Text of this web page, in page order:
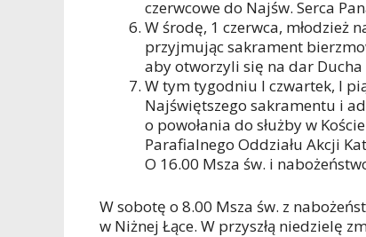
czerwcowe do Najśw. Serca
W środę, 1 czerwca, młodzież
przyjmując sakrament
aby otworzyli się na dar Ducha
W tym tygodniu I czwartek, I
Najświętszego sakramentu i
o powołania do służby w
Parafialnego Oddziału Akcji
O 16.00 Msza św. i
W sobotę o 8.00 Msza św. z
w Niżnej Łące. W przyszłą niedzielę